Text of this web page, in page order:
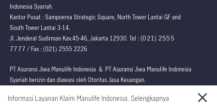
Informasi Layanan Klaim Manulife Indonesia. Selengkapnya
Indonesia Syariah.
Kantor Pusat : Sampoerna Strategic Square, North Tower Lantai GF and
South Tower Lantai 3-14.
Jl. Jenderal Sudirman Kav.45-46, Jakarta 12930. Tel :(021) 2555
7777 / Fax : (021) 2555 2226
PT Asuransi Jiwa Manulife Indonesia & PT Asuransi Jiwa Manulife Indonesia
Syariah berizin dan diawasi oleh Otoritas Jasa Keuangan.